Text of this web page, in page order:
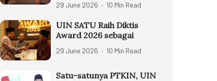
29 June 2026 10 Min Read
UIN SATU Raih Diktis
Award 2026 sebagai
29 June 2026 10 Min Read
Satu-satunya PTKIN, UIN